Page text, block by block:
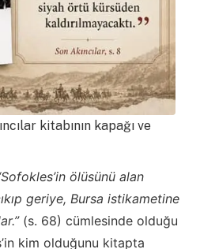
kitabının kapağı ve
ölüsünü alan
geriye, Bursa istikametine
(s. 68) cümlesinde olduğu
kim olduğunu kitapta